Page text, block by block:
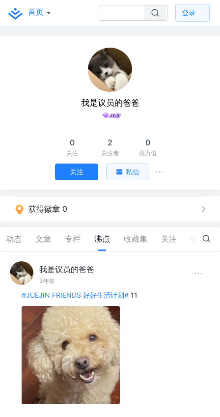
首页 登录
我是议员的爸爸
0
关注
2
关注者
0
掘力值
关注 私信
获得徽章 0
动态 文章 专栏 沸点 收藏集 关注 0
我是议员的爸爸
3年前
#JUEJIN FRIENDS 好好生活计划# 11